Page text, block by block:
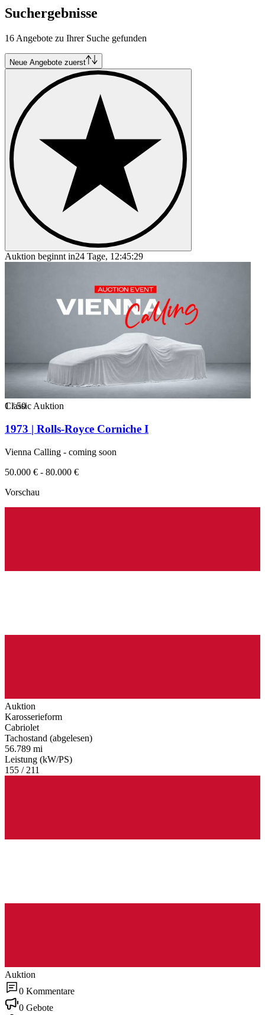
Suchergebnisse
16 Angebote zu Ihrer Suche gefunden
Neue Angebote zuerst
Auktion beginnt in24 Tage, 12:45:29
1/50
Classic Auktion
1973 | Rolls-Royce Corniche I
Vienna Calling - coming soon
50.000 € - 80.000 €
Vorschau
Auktion
Karosserieform
Cabriolet
Tachostand (abgelesen)
56.789 mi
Leistung (kW/PS)
155 / 211
Auktion
0 Kommentare
0 Gebote